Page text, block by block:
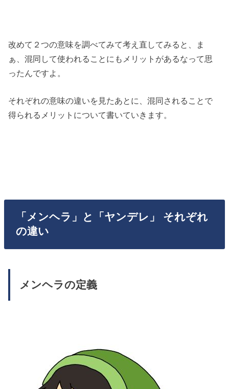
改めて２つの意味を調べてみて考え直してみると、ま
ぁ、混同して使われることにもメリットがあるなって思
ったんですよ。
それぞれの意味の違いを見たあとに、混同されることで
得られるメリットについて書いていきます。
「メンヘラ」と「ヤンデレ」 それぞれ
の違い
メンヘラの定義